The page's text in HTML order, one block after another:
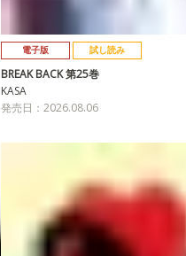
電子版 試し読み
BREAK BACK 第25巻
KASA
発売日：2026.08.06